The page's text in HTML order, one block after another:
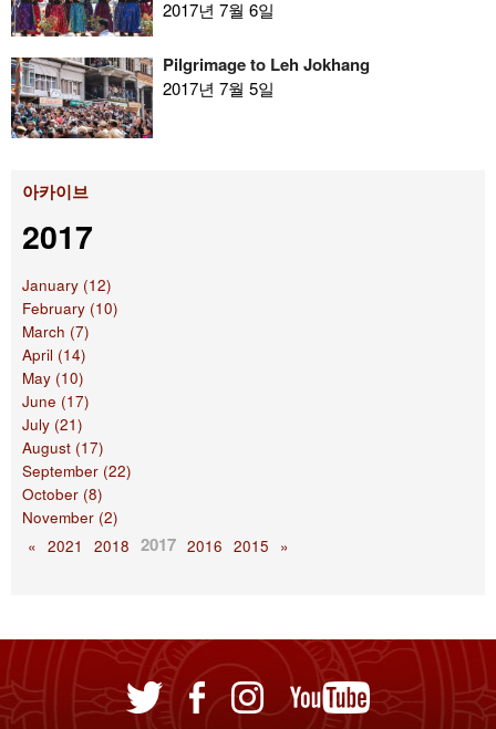
2017년 7월 6일
Pilgrimage to Leh Jokhang
2017년 7월 5일
아카이브
2017
January (12)
February (10)
March (7)
April (14)
May (10)
June (17)
July (21)
August (17)
September (22)
October (8)
November (2)
« 2021 2018 2017 2016 2015 »